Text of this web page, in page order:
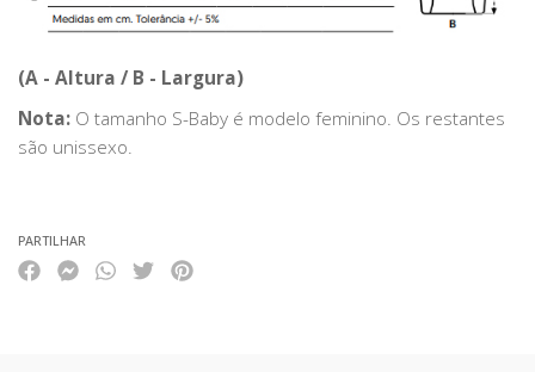
(A - Altura / B - Largura)
Nota: O tamanho S-Baby é modelo feminino. Os restantes
são unissexo.
PARTILHAR